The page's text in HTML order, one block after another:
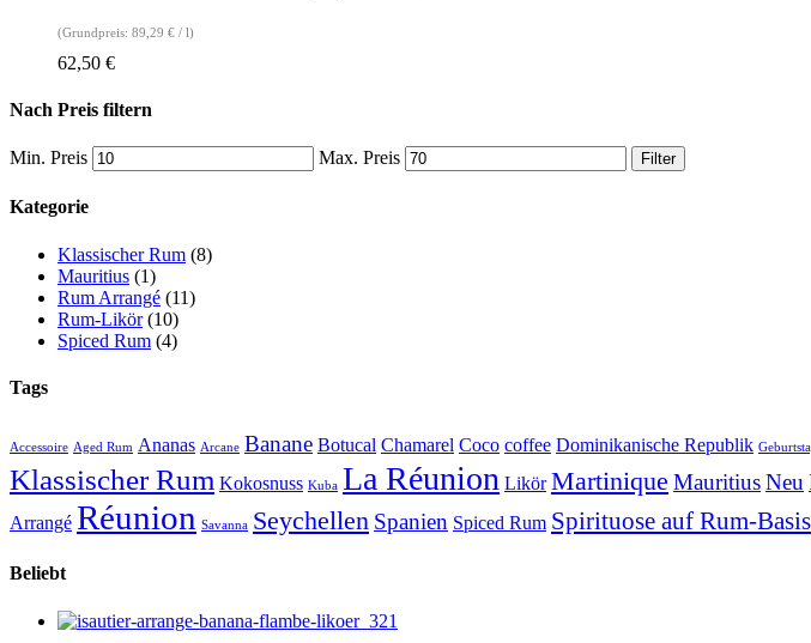
(Grundpreis: 89,29 € / l)
62,50 €
Nach Preis filtern
Min. Preis Max. Preis Filter
Kategorie
Klassischer Rum (8)
Mauritius (1)
Rum Arrangé (11)
Rum-Likör (10)
Spiced Rum (4)
Tags
Accessoire Aged Rum Ananas Arcane Banane Botucal Chamarel Coco coffee Dominikanische Republik
Klassischer Rum Kokosnuss Kuba La Réunion Likör Martinique MauritiusNeu
Arrangé Réunion Savanna Seychellen Spanien Spiced Rum Spirituose auf Rum-Basis
Beliebt